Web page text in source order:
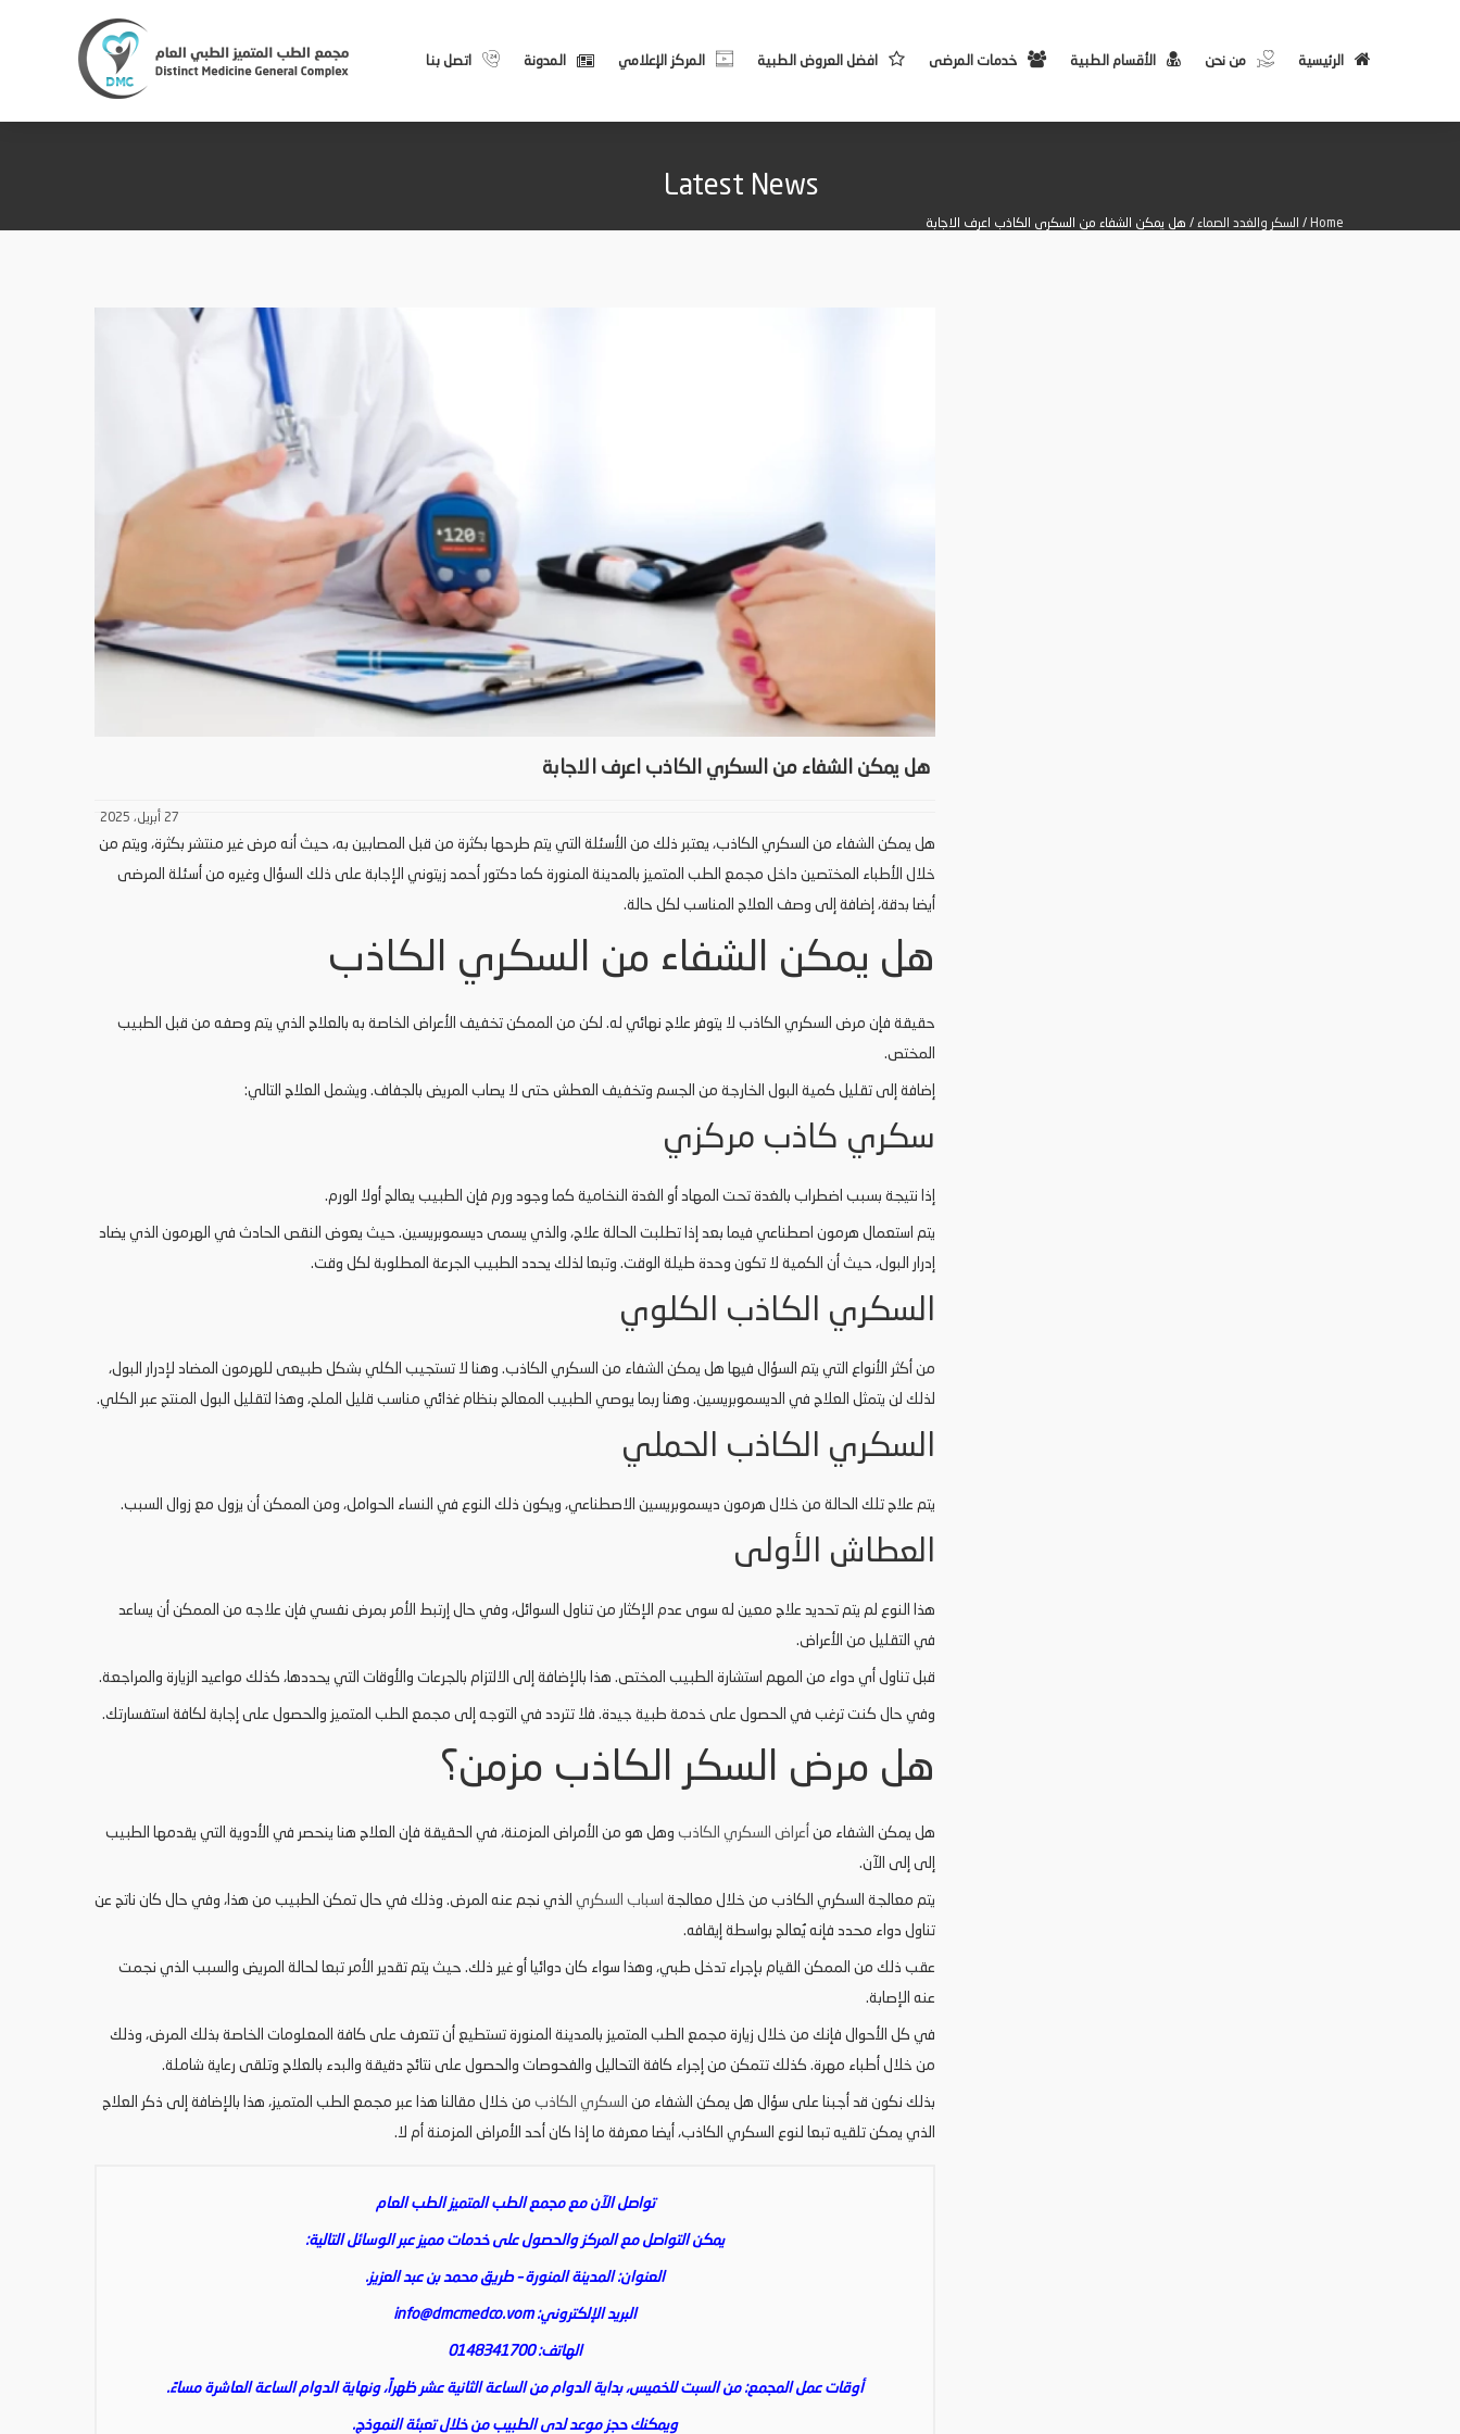
الرئيسية من نحن الأقسام الطبية خدمات المرضى افضل العروض الطبية المركز الإعلامي المدونة اتصل بنا
Latest News
Home
/ السكر والغدد الصماء / هل يمكن الشفاء من السكري الكاذب اعرف الاجابة
هل يمكن الشفاء من السكري الكاذب اعرف الاجابة
27 أبريل، 2025
هل يمكن الشفاء من السكري الكاذب، يعتبر ذلك من الأسئلة التي يتم طرحها بكثرة من قبل المصابين به، حيث أنه مرض غير منتشر بكثرة، ويتم من
خلال الأطباء المختصين داخل مجمع الطب المتميز بالمدينة المنورة كما دكتور أحمد زيتوني الإجابة على ذلك السؤال وغيره من أسئلة المرضى
أيضا بدقة، إضافة إلى وصف العلاج المناسب لكل حالة.
هل يمكن الشفاء من السكري الكاذب
حقيقة فإن مرض السكري الكاذب لا يتوفر علاج نهائي له. لكن من الممكن تخفيف الأعراض الخاصة به بالعلاج الذي يتم وصفه من قبل الطبيب
المختص.
إضافة إلى تقليل كمية البول الخارجة من الجسم وتخفيف العطش حتى لا يصاب المريض بالجفاف. ويشمل العلاج التالي:
سكري كاذب مركزي
إذا نتيجة بسبب اضطراب بالغدة تحت المهاد أو الغدة النخامية كما وجود ورم فإن الطبيب يعالج أولا الورم.
يتم استعمال هرمون اصطناعي فيما بعد إذا تطلبت الحالة علاج، والذي يسمى ديسموبريسين. حيث يعوض النقص الحادث في الهرمون الذي يضاد
إدرار البول، حيث أن الكمية لا تكون وحدة طيلة الوقت. وتبعا لذلك يحدد الطبيب الجرعة المطلوبة لكل وقت.
السكري الكاذب الكلوي
من أكثر الأنواع التي يتم السؤال فيها هل يمكن الشفاء من السكري الكاذب. وهنا لا تستجيب الكلي بشكل طبيعى للهرمون المضاد لإدرار البول،
لذلك لن يتمثل العلاج في الديسموبريسين. وهنا ربما يوصي الطبيب المعالج بنظام غذائي مناسب قليل الملح، وهذا لتقليل البول المنتج عبر الكلي.
السكري الكاذب الحملي
يتم علاج تلك الحالة من خلال هرمون ديسموبريسين الاصطناعي، ويكون ذلك النوع في النساء الحوامل، ومن الممكن أن يزول مع زوال السبب.
العطاش الأولى
هذا النوع لم يتم تحديد علاج معين له سوى عدم الإكثار من تناول السوائل، وفي حال إرتبط الأمر بمرض نفسي فإن علاجه من الممكن أن يساعد
في التقليل من الأعراض.
قبل تناول أي دواء من المهم استشارة الطبيب المختص. هذا بالإضافة إلى الالتزام بالجرعات والأوقات التي يحددها، كذلك مواعيد الزيارة والمراجعة.
وفي حال كنت ترغب في الحصول على خدمة طبية جيدة. فلا تتردد في التوجه إلى مجمع الطب المتميز والحصول على إجابة لكافة استفسارتك.
هل مرض السكر الكاذب مزمن؟
هل يمكن الشفاء من أعراض السكري الكاذب وهل هو من الأمراض المزمنة، في الحقيقة فإن العلاج هنا ينحصر في الأدوية التي يقدمها الطبيب
إلى إلى الآن.
يتم معالجة السكري الكاذب من خلال معالجة اسباب السكري الذي نجم عنه المرض. وذلك في حال تمكن الطبيب من هذا، وفي حال كان ناتج عن
تناول دواء محدد فإنه يُعالج بواسطة إيقافه.
عقب ذلك من الممكن القيام بإجراء تدخل طبي، وهذا سواء كان دوائيا أو غير ذلك. حيث يتم تقدير الأمر تبعا لحالة المريض والسبب الذي نجمت
عنه الإصابة.
في كل الأحوال فإنك من خلال زيارة مجمع الطب المتميز بالمدينة المنورة تستطيع أن تتعرف على كافة المعلومات الخاصة بذلك المرض، وذلك
من خلال أطباء مهرة. كذلك تتمكن من إجراء كافة التحاليل والفحوصات والحصول على نتائج دقيقة والبدء بالعلاج وتلقى رعاية شاملة.
بذلك نكون قد أجبنا على سؤال هل يمكن الشفاء من السكري الكاذب من خلال مقالنا هذا عبر مجمع الطب المتميز، هذا بالإضافة إلى ذكر العلاج
الذي يمكن تلقيه تبعا لنوع السكري الكاذب، أيضا معرفة ما إذا كان أحد الأمراض المزمنة أم لا.
تواصل الآن مع مجمع الطب المتميز الطب العام
يمكن التواصل مع المركز والحصول على خدمات مميز عبر الوسائل التالية:
العنوان: المدينة المنورة – طريق محمد بن عبد العزيز.
البريد الإلكتروني:info@dmcmedco.vom
الهاتف: 0148341700
أوقات عمل المجمع: من السبت للخميس، بداية الدوام من الساعة الثانية عشر ظهراً، ونهاية الدوام الساعة العاشرة مساءً.
ويمكنك حجز موعد لدى الطبيب من خلال تعبئة النموذج.